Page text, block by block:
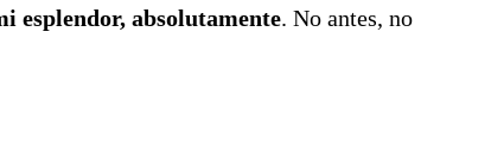
esplendor, absolutamente. No antes, no